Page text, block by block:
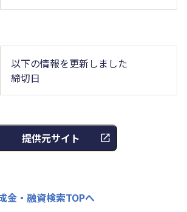
以下の情報を更新しました
締切日
提供元サイト
金・融資検索TOPへ